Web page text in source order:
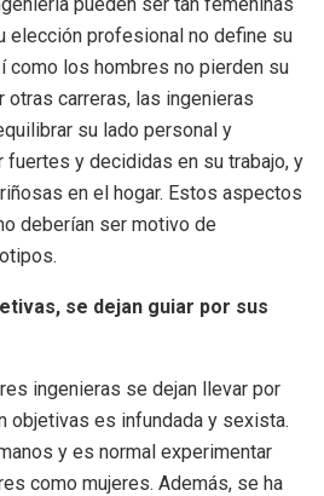
elección profesional no define su
como los hombres no pierden su
otras carreras, las ingenieras
su lado personal y
y decididas en su trabajo, y
en el hogar. Estos aspectos
deberían ser motivo de
se dejan guiar por sus
ingenieras se dejan llevar por
objetivas es infundada y sexista.
y es normal experimentar
como mujeres. Además, se ha